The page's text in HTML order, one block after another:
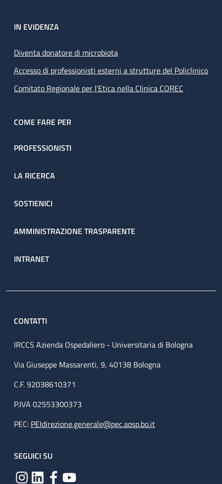
IN EVIDENZA
Diventa donatore di microbiota
Accesso di professionisti esterni a strutture del Policlinico
Comitato Regionale per l’Etica nella Clinica COREC
COME FARE PER
PROFESSIONISTI
LA RICERCA
SOSTIENICI
AMMINISTRAZIONE TRASPARENTE
INTRANET
CONTATTI
IRCCS Azienda Ospedaliero - Universitaria di Bologna
Via Giuseppe Massarenti, 9, 40138 Bologna
C.F. 92038610371
P.IVA 02553300373
PEC: PEIdirezione.generale@pec.aosp.bo.it
SEGUICI SU